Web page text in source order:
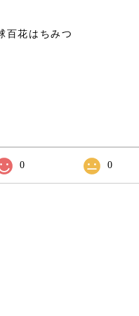
百花はちみつ
0 0